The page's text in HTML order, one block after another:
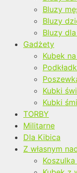
Bluzy
Bluzy
Bluzy
Gadżety
Kubek
Kubki
Kubki
TORBY
Militarne
Dla Kibica
Z własnym